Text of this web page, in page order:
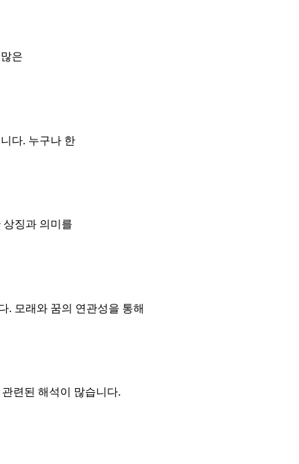
은
다. 누구나 한
징과 의미를
. 모래와 꿈의 연관성을 통해
련된 해석이 많습니다.